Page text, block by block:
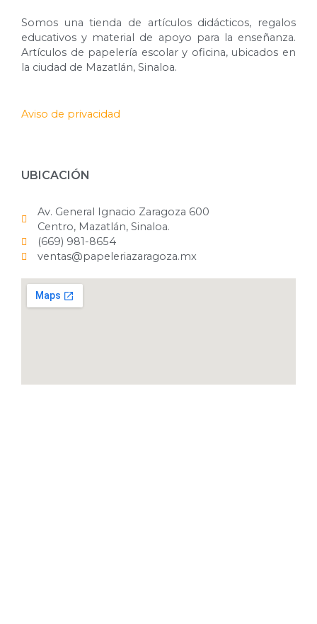
Somos una tienda de artículos didácticos, regalos
educativos y material de apoyo para la enseñanza.
Artículos de papelería escolar y oficina, ubicados en
la ciudad de Mazatlán, Sinaloa.
Aviso de privacidad
UBICACIÓN
Av. General Ignacio Zaragoza 600
Centro, Mazatlán, Sinaloa.
(669) 981-8654
ventas@papeleriazaragoza.mx